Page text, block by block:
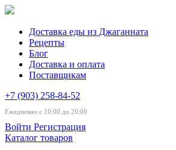
Доставка еды из Джаганната
Рецепты
Блог
Доставка и оплата
Поставщикам
+7 (903) 258-84-52
Ежедневно с 10:00 до 20:00
Войти Регистрация
Каталог товаров